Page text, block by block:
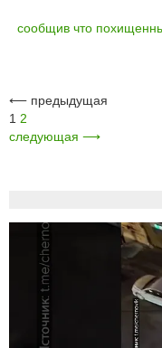
сообщив что
⟵ предыдущая
1 2
следующая ⟶